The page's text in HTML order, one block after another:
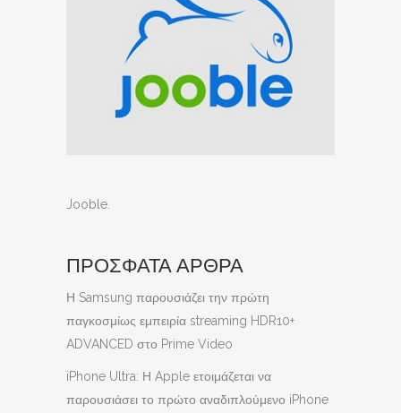
Jooble.
ΠΡΟΣΦΑΤΑ ΑΡΘΡΑ
Η Samsung παρουσιάζει την πρώτη
παγκοσμίως εμπειρία streaming HDR10+
ADVANCED στο Prime Video
iPhone Ultra: Η Apple ετοιμάζεται να
παρουσιάσει το πρώτο αναδιπλούμενο iPhone